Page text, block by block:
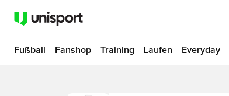
Fußball Fanshop Training Laufen Everyday